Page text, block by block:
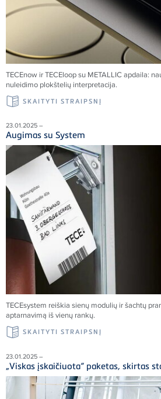
TECEnow ir TECEloop su METALLIC apdaila:
nuleidimo plokštelių interpretacija.
SKAITYTI STRAIPSNĮ
23.01.2025 –
Augimas su System
TECEsystem reiškia sienų modulių ir šachtų
aptarnavimą iš vienų rankų.
SKAITYTI STRAIPSNĮ
23.01.2025 –
„Viskas įskaičiuota“ paketas, skirtas